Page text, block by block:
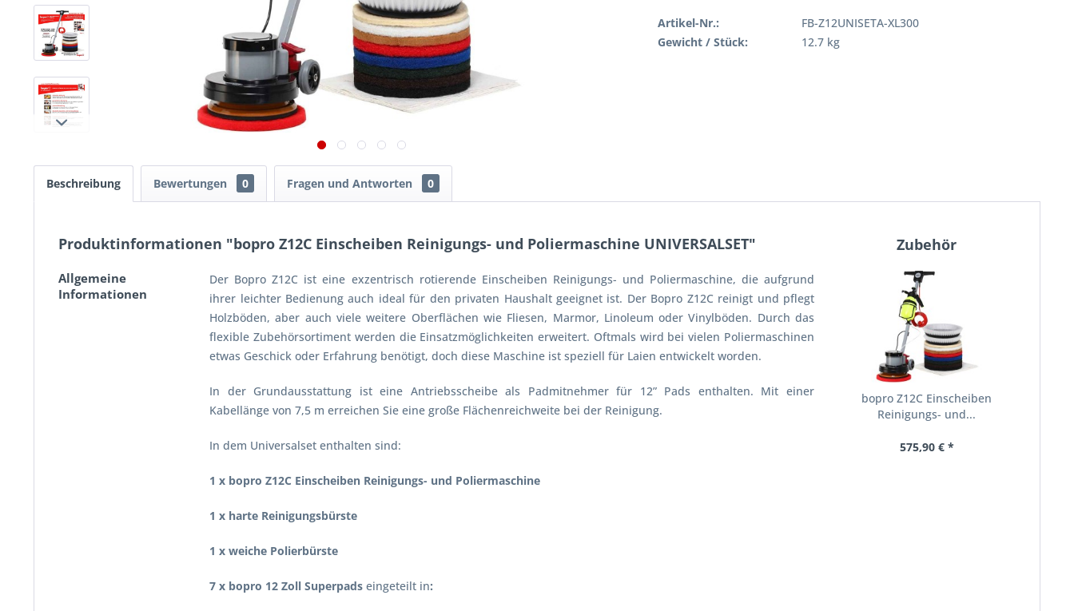
Artikel-Nr.:
FB-Z12UNISETA-XL300
Gewicht / Stück:
12.7 kg
Beschreibung Bewertungen 0 Fragen und Antworten 0
Produktinformationen "bopro Z12C Einscheiben Reinigungs- und Poliermaschine UNIVERSALSET"
Allgemeine
Informationen
Der Bopro Z12C ist eine exzentrisch rotierende Einscheiben Reinigungs- und Poliermaschine, die aufgrund
ihrer leichter Bedienung auch ideal für den privaten Haushalt geeignet ist. Der Bopro Z12C reinigt und pflegt
Holzböden, aber auch viele weitere Oberflächen wie Fliesen, Marmor, Linoleum oder Vinylböden. Durch das
flexible Zubehörsortiment werden die Einsatzmöglichkeiten erweitert. Oftmals wird bei vielen Poliermaschinen
etwas Geschick oder Erfahrung benötigt, doch diese Maschine ist speziell für Laien entwickelt worden.
In der Grundausstattung ist eine Antriebsscheibe als Padmitnehmer für 12” Pads enthalten. Mit einer
Kabellänge von 7,5 m erreichen Sie eine große Flächenreichweite bei der Reinigung.
In dem Universalset enthalten sind:
1 x bopro Z12C Einscheiben Reinigungs- und Poliermaschine
1 x harte Reinigungsbürste
1 x weiche Polierbürste
7 x bopro 12 Zoll Superpadseingeteilt in:
Zubehör
bopro Z12C Einscheiben
Reinigungs- und...
575,90 € *